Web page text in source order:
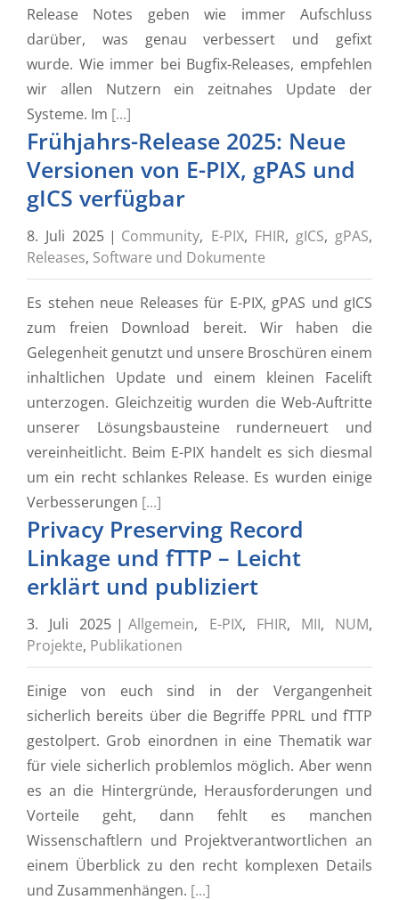
Release Notes geben wie immer Aufschluss
darüber, was genau verbessert und gefixt
wurde. Wie immer bei Bugfix-Releases, empfehlen
wir allen Nutzern ein zeitnahes Update der
Systeme. Im [...]
Frühjahrs-Release 2025: Neue
Versionen von E-PIX, gPAS und
gICS verfügbar
8. Juli 2025 | Community, E-PIX, FHIR, gICS, gPAS,
Releases, Software und Dokumente
Es stehen neue Releases für E-PIX, gPAS und gICS
zum freien Download bereit. Wir haben die
Gelegenheit genutzt und unsere Broschüren einem
inhaltlichen Update und einem kleinen Facelift
unterzogen. Gleichzeitig wurden die Web-Auftritte
unserer Lösungsbausteine runderneuert und
vereinheitlicht. Beim E-PIX handelt es sich diesmal
um ein recht schlankes Release. Es wurden einige
Verbesserungen [...]
Privacy Preserving Record
Linkage und fTTP – Leicht
erklärt und publiziert
3. Juli 2025 | Allgemein, E-PIX, FHIR, MII, NUM,
Projekte, Publikationen
Einige von euch sind in der Vergangenheit
sicherlich bereits über die Begriffe PPRL und fTTP
gestolpert. Grob einordnen in eine Thematik war
für viele sicherlich problemlos möglich. Aber wenn
es an die Hintergründe, Herausforderungen und
Vorteile geht, dann fehlt es manchen
Wissenschaftlern und Projektverantwortlichen an
einem Überblick zu den recht komplexen Details
und Zusammenhängen. [...]